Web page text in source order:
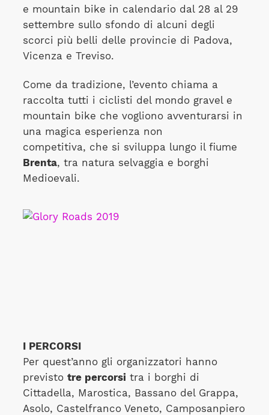
e mountain bike in calendario dal 28 al 29
settembre sullo sfondo di alcuni degli
scorci più belli delle provincie di Padova,
Vicenza e Treviso.
Come da tradizione, l’evento chiama a
raccolta tutti i ciclisti del mondo gravel e
mountain bike che vogliono avventurarsi in
una magica esperienza non
competitiva, che si sviluppa lungo il fiume
Brenta, tra natura selvaggia e borghi
Medioevali.
I PERCORSI
Per quest’anno gli organizzatori hanno
previsto tre percorsitra i borghi di
Cittadella, Marostica, Bassano del Grappa,
Asolo, Castelfranco Veneto, Camposanpiero